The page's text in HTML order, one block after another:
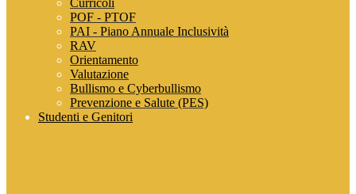
Curricoli
POF - PTOF
PAI - Piano Annuale Inclusività
RAV
Orientamento
Valutazione
Bullismo e Cyberbullismo
Prevenzione e Salute (PES)
Studenti e Genitori